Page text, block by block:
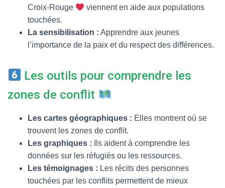
Croix-Rouge
viennent en aide aux populations
touchées.
La sensibilisation : Apprendre aux jeunes
l’importance de la paix et du respect des différences.
Les outils pour comprendre les
zones de conflit
Les cartes géographiques : Elles montrent où se
trouvent les zones de conflit.
Les graphiques : Ils aident à comprendre les
données sur les réfugiés ou les ressources.
Les témoignages : Les récits des personnes
touchées par les conflits permettent de mieux